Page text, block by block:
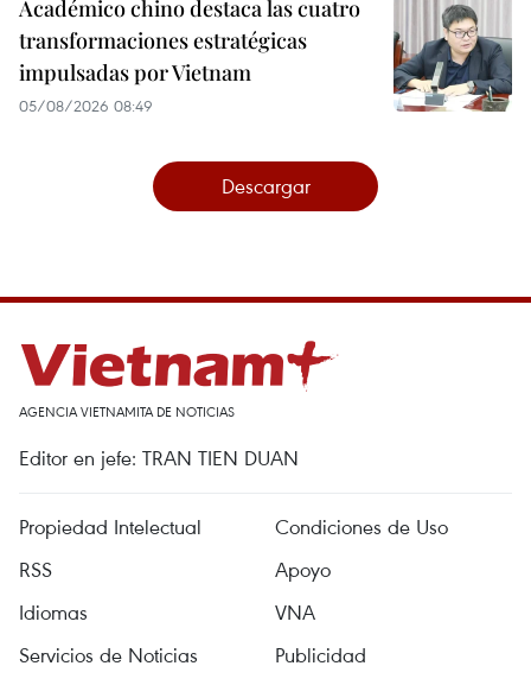
Académico chino destaca las cuatro
transformaciones estratégicas
impulsadas por Vietnam
05/08/2026 08:49
Descargar
AGENCIA VIETNAMITA DE NOTICIAS
Editor en jefe: TRAN TIEN DUAN
Propiedad Intelectual
Condiciones de Uso
RSS
Apoyo
Idiomas
VNA
Servicios de Noticias
Publicidad